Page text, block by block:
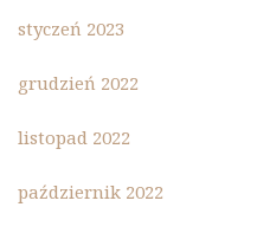
styczeń 2023
grudzień 2022
listopad 2022
październik 2022